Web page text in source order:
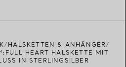
HALSKETTEN & ANHÄNGER
HEART HALSKETTE MIT
IN STERLINGSILBER